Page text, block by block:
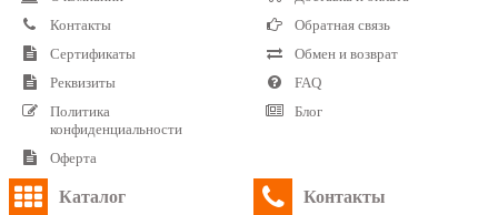
Контакты
Сертификаты
Реквизиты
Политика
конфиденциальности
Оферта
Обратная связь
Обмен и возврат
FAQ
Блог
Каталог Контакты